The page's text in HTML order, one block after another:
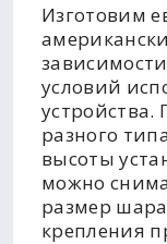
Изготовим
условий
разного
высоты
можно
размер
крепления